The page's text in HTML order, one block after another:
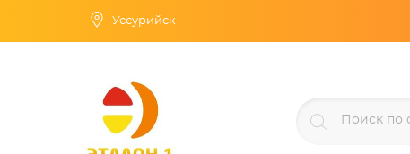
Уссурийск